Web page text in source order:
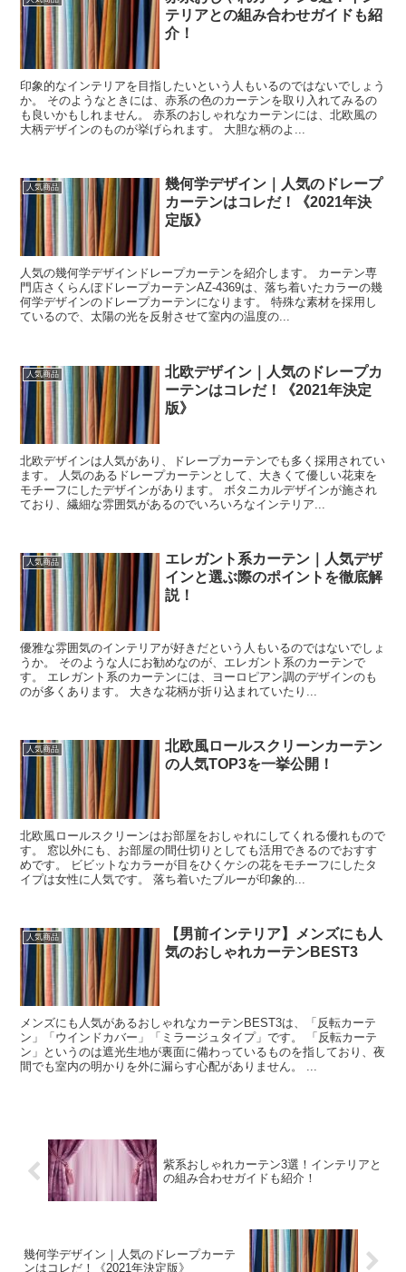
テリアとの組み合わせガイドも紹
介！
印象的なインテリアを目指したいという人もいるのではないでしょう
か。 そのようなときには、赤系の色のカーテンを取り入れてみるの
も良いかもしれません。 赤系のおしゃれなカーテンには、北欧風の
大柄デザインのものが挙げられます。 大胆な柄のよ...
人気商品
幾何学デザイン｜人気のドレープ
カーテンはコレだ！《2021年決
定版》
人気の幾何学デザインドレープカーテンを紹介します。 カーテン専
門店さくらんぼドレープカーテンAZ-4369は、落ち着いたカラーの幾
何学デザインのドレープカーテンになります。 特殊な素材を採用し
ているので、太陽の光を反射させて室内の温度の...
人気商品
北欧デザイン｜人気のドレープカ
ーテンはコレだ！《2021年決定
版》
北欧デザインは人気があり、ドレープカーテンでも多く採用されてい
ます。 人気のあるドレープカーテンとして、大きくて優しい花束を
モチーフにしたデザインがあります。 ボタニカルデザインが施され
ており、繊細な雰囲気があるのでいろいろなインテリア...
人気商品
エレガント系カーテン｜人気デザ
インと選ぶ際のポイントを徹底解
説！
優雅な雰囲気のインテリアが好きだという人もいるのではないでしょ
うか。 そのような人にお勧めなのが、エレガント系のカーテンで
す。 エレガント系のカーテンには、ヨーロピアン調のデザインのも
のが多くあります。 大きな花柄が折り込まれていたり...
人気商品
北欧風ロールスクリーンカーテン
の人気TOP3を一挙公開！
北欧風ロールスクリーンはお部屋をおしゃれにしてくれる優れもので
す。 窓以外にも、お部屋の間仕切りとしても活用できるのでおすす
めです。 ビビットなカラーが目をひくケシの花をモチーフにしたタ
イプは女性に人気です。 落ち着いたブルーが印象的...
人気商品
【男前インテリア】メンズにも人
気のおしゃれカーテンBEST3
メンズにも人気があるおしゃれなカーテンBEST3は、「反転カーテ
ン」「ウインドカバー」「ミラージュタイプ」です。 「反転カーテ
ン」というのは遮光生地が裏面に備わっているものを指しており、夜
間でも室内の明かりを外に漏らす心配がありません。 ...
紫系おしゃれカーテン3選！インテリアと
の組み合わせガイドも紹介！
幾何学デザイン｜人気のドレープカーテ
ンはコレだ！《2021年決定版》